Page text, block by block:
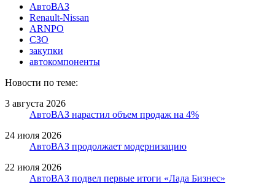
АвтоВАЗ
Renault-Nissan
ARNPO
СЗО
закупки
автокомпоненты
Новости по теме:
3 августа 2026
АвтоВАЗ нарастил объем продаж на 4%
24 июля 2026
АвтоВАЗ продолжает модернизацию
22 июля 2026
АвтоВАЗ подвел первые итоги «Лада Бизнес»